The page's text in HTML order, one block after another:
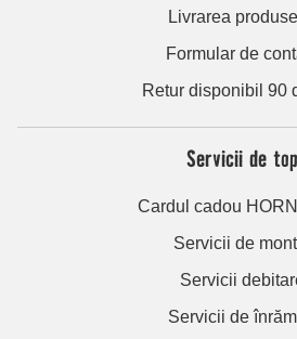
Livrarea
Formular de
Retur disponibil 90
Servicii de top
Cardul cadou
Servicii de
Servicii
Servicii de